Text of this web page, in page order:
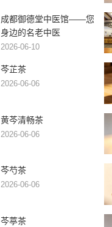
成都御德堂中医馆——您
身边的名老中医
2026-06-10
芩芷茶
2026-06-06
黄芩清畅茶
2026-06-06
芩芍茶
2026-06-06
芩葶茶